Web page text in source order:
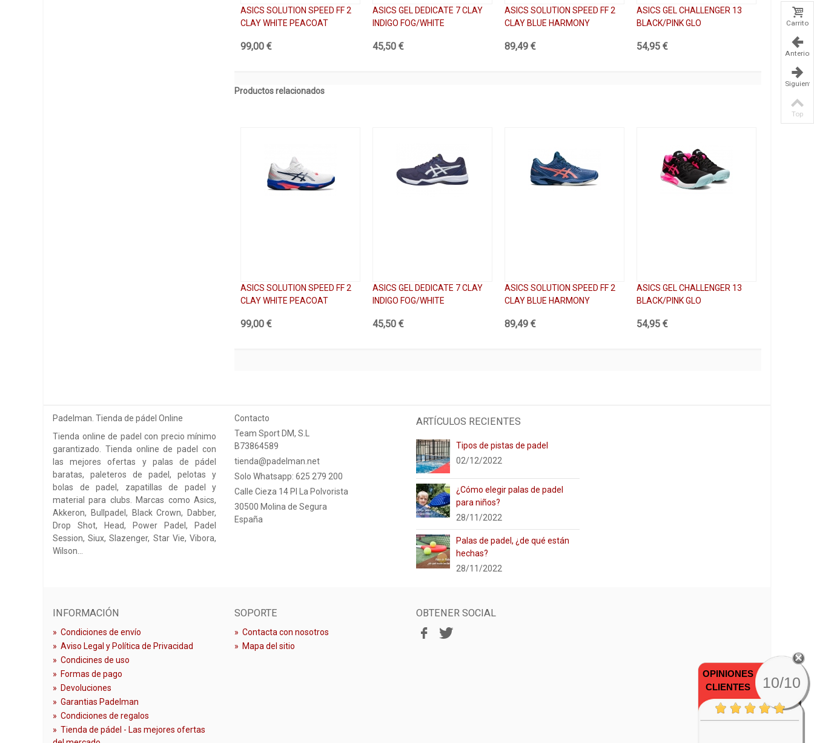
ASICS SOLUTION SPEED FF 2
CLAY WHITE PEACOAT
99,00 €
ASICS GEL DEDICATE 7 CLAY
INDIGO FOG/WHITE
45,50 €
ASICS SOLUTION SPEED FF 2
CLAY BLUE HARMONY
89,49 €
ASICS GEL CHALLENGER 13
BLACK/PINK GLO
54,95 €
Productos relacionados
ASICS SOLUTION SPEED FF 2
CLAY WHITE PEACOAT
99,00 €
ASICS GEL DEDICATE 7 CLAY
INDIGO FOG/WHITE
45,50 €
ASICS SOLUTION SPEED FF 2
CLAY BLUE HARMONY
89,49 €
ASICS GEL CHALLENGER 13
BLACK/PINK GLO
54,95 €
Padelman. Tienda de pádel Online
Tienda online de padel con precio mínimo
garantizado. Tienda online de padel con
las mejores ofertas y palas de pádel
baratas, paleteros de padel, pelotas y
bolas de padel, zapatillas de padel y
material para clubs. Marcas como Asics,
Akkeron, Bullpadel, Black Crown, Dabber,
Drop Shot, Head, Power Padel, Padel
Session, Siux, Slazenger, Star Vie, Vibora,
Wilson…
Contacto
Team Sport DM, S.L
B73864589
tienda@padelman.net
Solo Whatsapp: 625 279 200
Calle Cieza 14 PI La Polvorista
30500 Molina de Segura
España
ARTÍCULOS RECIENTES
Tipos de pistas de padel
02/12/2022
¿Cómo elegir palas de padel
para niños?
28/11/2022
Palas de padel, ¿de qué están
hechas?
28/11/2022
INFORMACIÓN
» Condiciones de envío
» Aviso Legal y Política de Privacidad
» Condicines de uso
» Formas de pago
» Devoluciones
» Garantias Padelman
» Condiciones de regalos
» Tienda de pádel - Las mejores ofertas
SOPORTE
» Contacta con nosotros
» Mapa del sitio
OBTENER SOCIAL
OPINIONES
CLIENTES
10/10
Carrito
Anterior
Top